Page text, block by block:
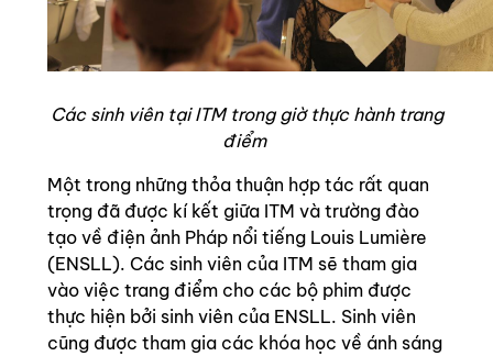
Các sinh viên tại ITM trong giờ thực hành trang
điểm
Một trong những thỏa thuận hợp tác rất quan
trọng đã được kí kết giữa ITM và trường đào
tạo về điện ảnh Pháp nổi tiếng Louis Lumière
(ENSLL). Các sinh viên của ITM sẽ tham gia
vào việc trang điểm cho các bộ phim được
thực hiện bởi sinh viên của ENSLL. Sinh viên
cũng được tham gia các khóa học về ánh sáng